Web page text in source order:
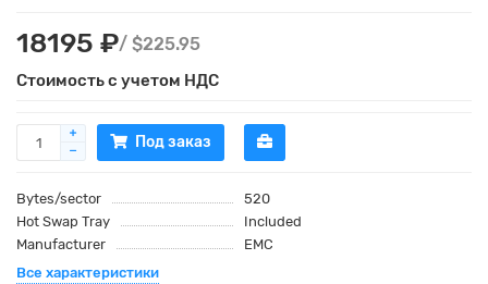
18195 ₽/ $225.95
Стоимость с учетом НДС
Под заказ
Bytes/sector
520
Hot Swap Tray
Included
Manufacturer
EMC
Все характеристики